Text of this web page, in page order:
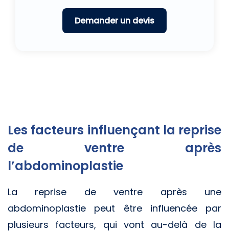
Les facteurs influençant la reprise
de ventre après
l’abdominoplastie
La reprise de ventre après une
abdominoplastie peut être influencée par
plusieurs facteurs, qui vont au-delà de la